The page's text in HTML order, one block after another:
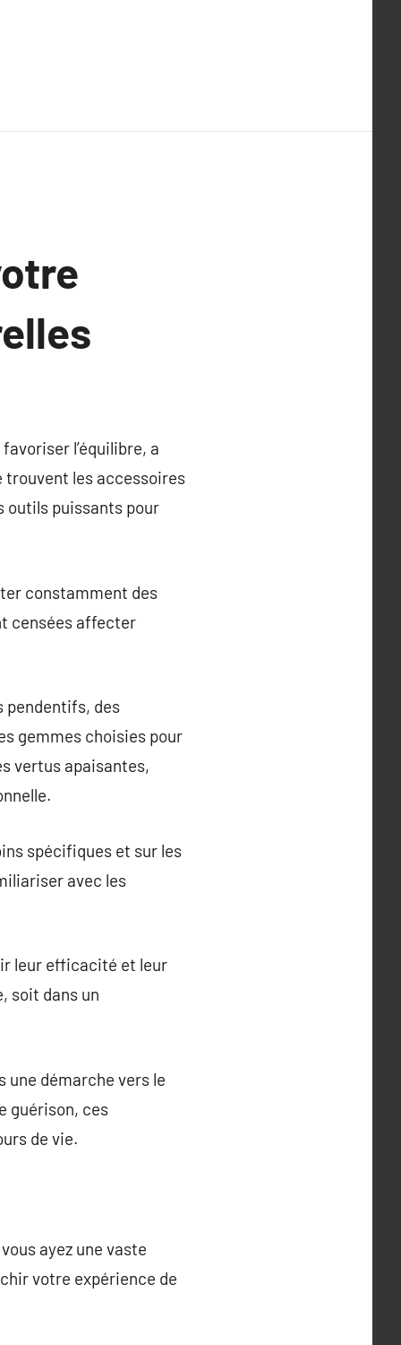
l’équilibre, a
trouvent les accessoires
outils puissants pour
constamment des
censées affecter
pendentifs, des
gemmes choisies pour
vertus apaisantes,
spécifiques et sur les
avec les
leur efficacité et leur
soit dans un
une démarche vers le
guérison, ces
de vie.
ayez une vaste
votre expérience de